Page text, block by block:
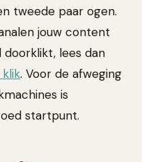
tweede paar ogen.
jouw content
lees dan
. Voor de afweging
is
startpunt.